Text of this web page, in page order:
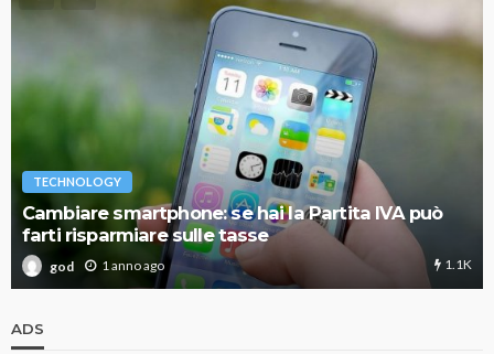
TECHNOLOGY
Cambiare smartphone: se hai la Partita IVA può
farti risparmiare sulle tasse
god 1 anno ago 1.1K
ADS